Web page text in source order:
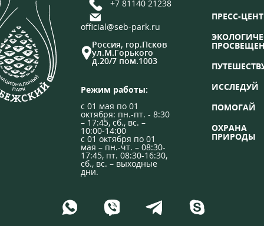
+7 81140 21238
official@seb-park.ru
Россия, гор.Псков
ул.М.Горького
д.20/7 пом.1003
Режим работы:
с 01 мая по 01
октября: пн.-пт. - 8:30
– 17:45, сб., вс. –
10:00-14:00
с 01 октября по 01
мая – пн.-чт. – 08:30-
17:45, пт. 08:30-16:30,
сб., вс. – выходные
дни.
ПРЕСС-
ИССЛЕДУЙ
ПОМОГАЙ
ОХРАНА
ПРИРОДЫ